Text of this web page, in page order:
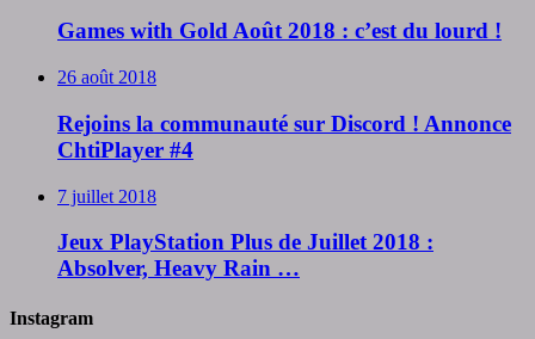
Games with Gold Août 2018 : c’est du lourd !
26 août 2018
Rejoins la communauté sur Discord ! Annonce
ChtiPlayer #4
7 juillet 2018
Jeux PlayStation Plus de Juillet 2018 :
Absolver, Heavy Rain …
Instagram